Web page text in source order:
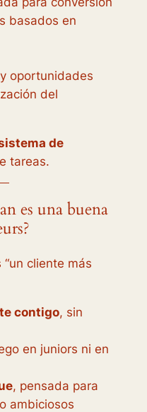
basados en
oportunidades
del
de
tareas.
es una buena
“un cliente más
contigo, sin
en juniors ni en
, pensada para
ambiciosos